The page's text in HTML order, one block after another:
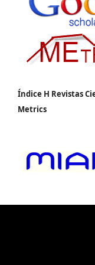
Índice H Revistas
Metrics